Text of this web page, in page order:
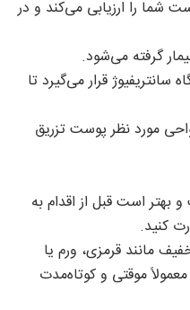
را ارزیابی می‌کند و در
گرفته می‌شود.
سانتریفیوژ قرار می‌گیرد تا
مورد نظر پوست تزریق
است قبل از اقدام به
کنید.
مانند قرمزی، ورم یا
موقتی و کوتاه‌مدت